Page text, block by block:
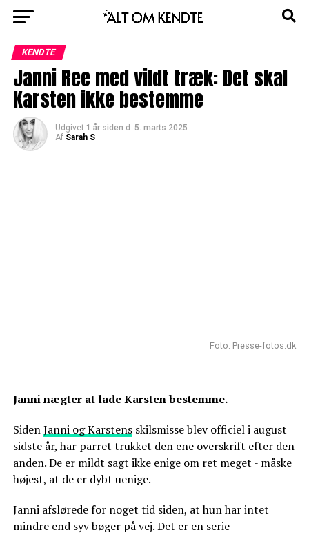
KENDTE
Janni Ree med vildt træk: Det skal
Karsten ikke bestemme
Udgivet 1 år siden d. 5. marts 2025
Af Sarah S
Foto: Presse-fotos.dk
Janni nægter at lade Karsten bestemme.
SidenJanni og Karstensskilsmisse blev officiel i august
sidste år, har parret trukket den ene overskrift efter den
anden. De er mildt sagt ikke enige om ret meget - måske
højest, at de er dybt uenige.
Janni afslørede for noget tid siden, at hun har intet
mindre end syv bøger på vej. Det er en serie